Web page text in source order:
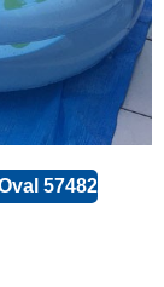
57482